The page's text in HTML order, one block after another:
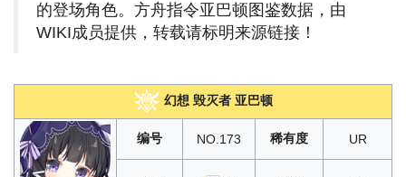
的登场角色。方舟指令亚巴顿图鉴数据，由
WIKI成员提供，转载请标明来源链接！
幻想 毁灭者 亚巴顿
编号 NO.173 稀有度 UR